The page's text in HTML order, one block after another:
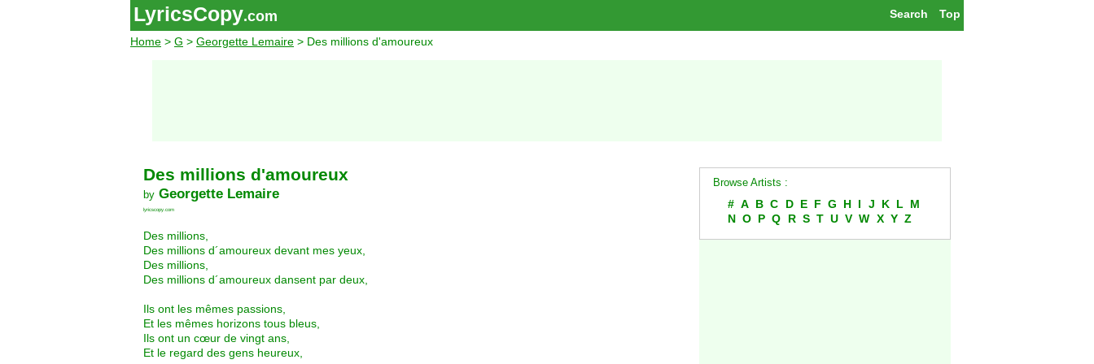
Top
Search
LyricsCopy.com
Home > G > Georgette Lemaire > Des millions d'amoureux
Des millions d'amoureux
by Georgette Lemaire
lyricscopy.com
Des millions,
Des millions d´amoureux devant mes yeux,
Des millions,
Des millions d´amoureux dansent par deux,
Ils ont les mêmes passions,
Et les mêmes horizons tous bleus,
Ils ont un cœur de vingt ans,
Et le regard des gens heureux,
Browse Artists :
# A B C D E F G H I J K L
M
N O P Q R S T U V W X Y Z